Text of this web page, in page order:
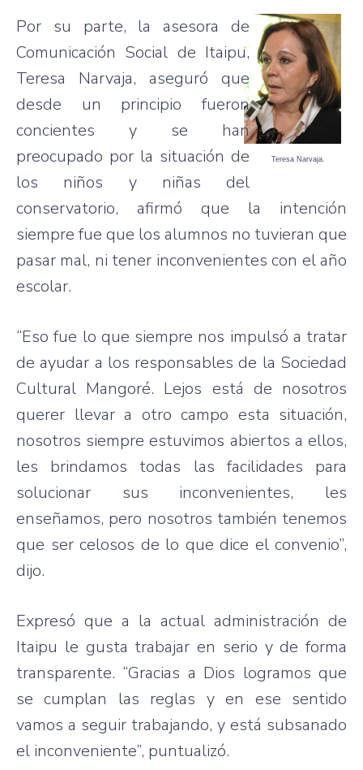
Teresa Narvaja.
Por su parte, la asesora de
Comunicación Social de Itaipu,
Teresa Narvaja, aseguró que
desde un principio fueron
concientes y se han
preocupado por la situación de
los niños y niñas del
conservatorio, afirmó que la intención
siempre fue que los alumnos no tuvieran que
pasar mal, ni tener inconvenientes con el año
escolar.
“Eso fue lo que siempre nos impulsó a tratar
de ayudar a los responsables de la Sociedad
Cultural Mangoré. Lejos está de nosotros
querer llevar a otro campo esta situación,
nosotros siempre estuvimos abiertos a ellos,
les brindamos todas las facilidades para
solucionar sus inconvenientes, les
enseñamos, pero nosotros también tenemos
que ser celosos de lo que dice el convenio”,
dijo.
Expresó que a la actual administración de
Itaipu le gusta trabajar en serio y de forma
transparente. “Gracias a Dios logramos que
se cumplan las reglas y en ese sentido
vamos a seguir trabajando, y está subsanado
el inconveniente”, puntualizó.